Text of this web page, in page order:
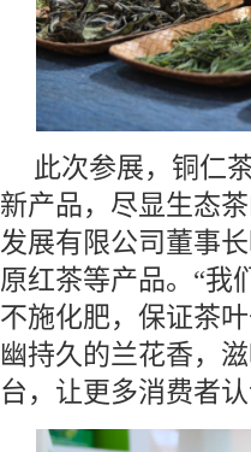
此次参展，铜仁
新产品，尽显生态
发展有限公司董事
原红茶等产品。“我
不施化肥，保证茶
幽持久的兰花香，
台，让更多消费者